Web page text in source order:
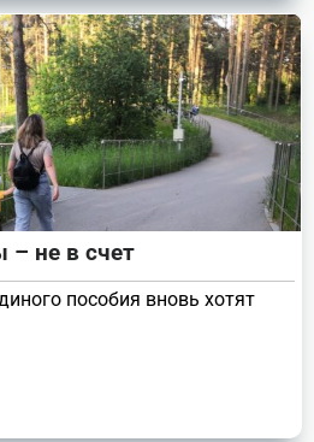
не в счет
пособия вновь хотят